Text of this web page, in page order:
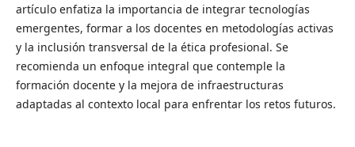
artículo enfatiza la importancia de integrar tecnologías
emergentes, formar a los docentes en metodologías activas
y la inclusión transversal de la ética profesional. Se
recomienda un enfoque integral que contemple la
formación docente y la mejora de infraestructuras
adaptadas al contexto local para enfrentar los retos futuros.